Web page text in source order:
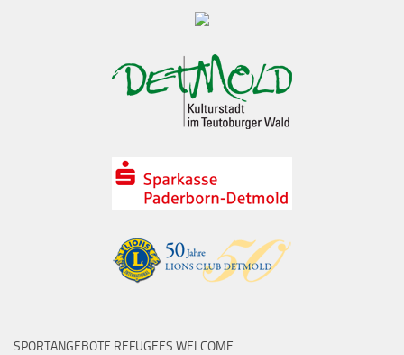
SPORTANGEBOTE REFUGEES WELCOME